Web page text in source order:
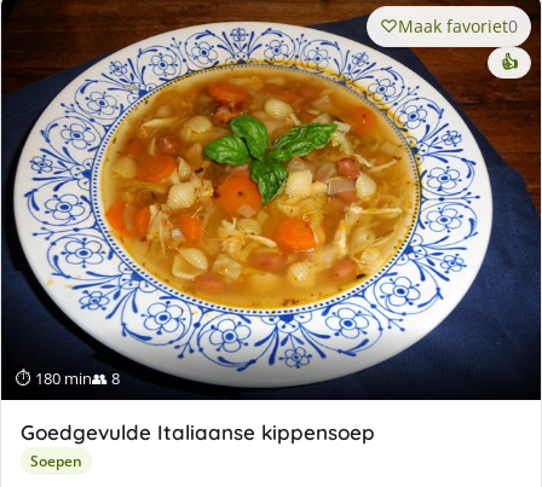
⏱ 180 min👥 8
Maak favoriet0
👍
Goedgevulde Italiaanse kippensoep
Soepen